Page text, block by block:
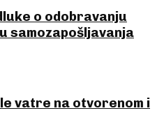
o odobravanju
samozapošljavanja
vatre na otvorenom i